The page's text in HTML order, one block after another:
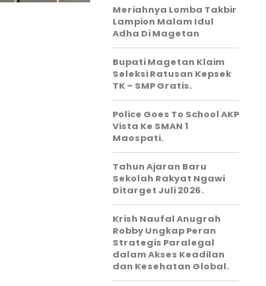
Meriahnya Lomba Takbir
Lampion Malam Idul
Adha Di Magetan
Bupati Magetan Klaim
Seleksi Ratusan Kepsek
TK – SMP Gratis.
Police Goes To School AKP
Vista Ke SMAN 1
Maospati.
Tahun Ajaran Baru
Sekolah Rakyat Ngawi
Ditarget Juli 2026.
Krish Naufal Anugrah
Robby Ungkap Peran
Strategis Paralegal
dalam Akses Keadilan
dan Kesehatan Global.